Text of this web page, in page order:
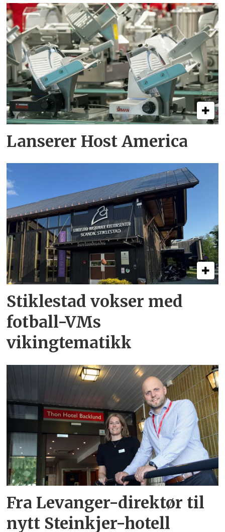
Lanserer Host America
Stiklestad vokser med
fotball-VMs
vikingtematikk
Fra Levanger-direktør til
nytt Steinkjer-hotell